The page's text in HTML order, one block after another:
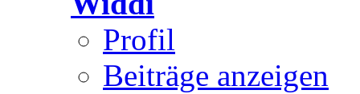
Profil
Beiträge anzeigen